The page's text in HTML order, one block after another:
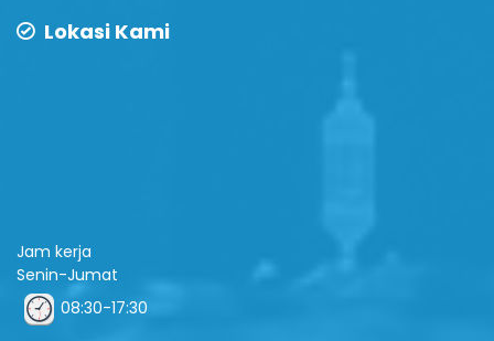
Lokasi Kami
Jam kerja
Senin-Jumat
08:30-17:30